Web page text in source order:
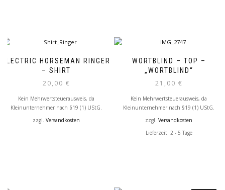
ELECTRIC HORSEMAN RINGER
– SHIRT
20,00 €
Kein Mehrwertsteuerausweis, da
Kleinunternehmer nach §19 (1) UStG.
zzgl. Versandkosten
WORTBLIND – TOP –
„WORTBLIND“
21,00 €
Kein Mehrwertsteuerausweis, da
Kleinunternehmer nach §19 (1) UStG.
zzgl. Versandkosten
Lieferzeit: 2 - 5 Tage